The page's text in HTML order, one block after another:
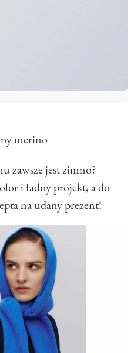
merino
zawsze jest zimno?
i ładny projekt, a do
na udany prezent!